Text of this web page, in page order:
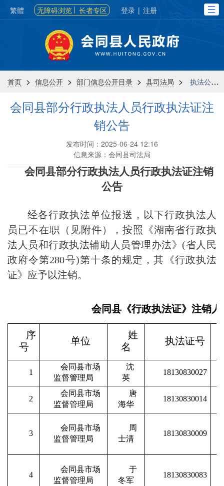
繁體 无障碍浏览 长者专区 登录 | 注册
首页 > 信息公开 > 部门信息公开目录 > 县司法局 > 执法公示
会同县部分行政执法人员行政执法证注
销公告
发布时间：2025-06-24 12:16
信息来源：会同县司法局
会同县部分行政执法人员行政执法证注销
公告
经各行政执法单位报送，以下行政执法人
员已不在职（见附件），按照《湖南省行政执
法人员和行政执法辅助人员管理办法》 (省人民
政府令第280号)第十条的规定，其《行政执法
证》应予以注销。
会同县《行政执法证》注销人
序
号
单位
姓
名
执法证号
1
会同县市场
监督管理局
沈
英
18130830027
2
会同县市场
监督管理局
唐
海华
18130830014
3
会同县市场
监督管理局
周
士清
18130830009
4
会同县市场
监督管理局
于
冬军
18130830083